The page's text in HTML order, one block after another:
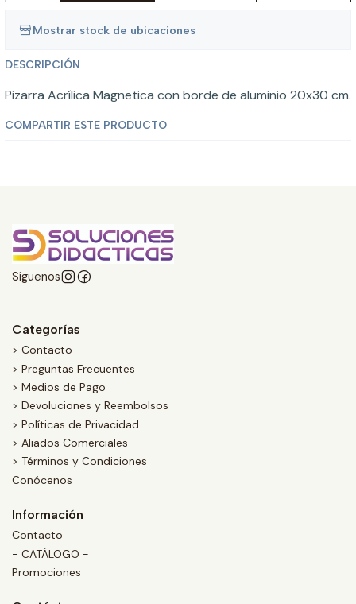
Mostrar stock de ubicaciones
DESCRIPCIÓN
Pizarra Acrílica Magnetica con borde de aluminio 20x30 cm.
COMPARTIR ESTE PRODUCTO
Síguenos
Categorías
> Contacto
> Preguntas Frecuentes
> Medios de Pago
> Devoluciones y Reembolsos
> Políticas de Privacidad
> Aliados Comerciales
> Términos y Condiciones
Conócenos
Información
Contacto
- CATÁLOGO -
Promociones